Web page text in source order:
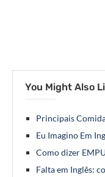
You Might Also
Principais
Eu Imagino Em
Como dizer
Falta em Inglês: